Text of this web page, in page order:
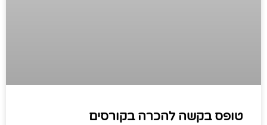
טופס בקשה להכרה בקורסים